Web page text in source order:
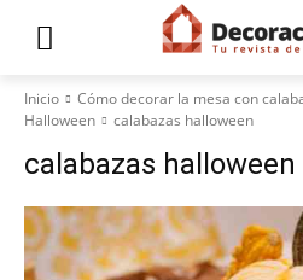
Inicio
Cómo decorar la mesa con
Halloween
calabazas halloween
calabazas halloween